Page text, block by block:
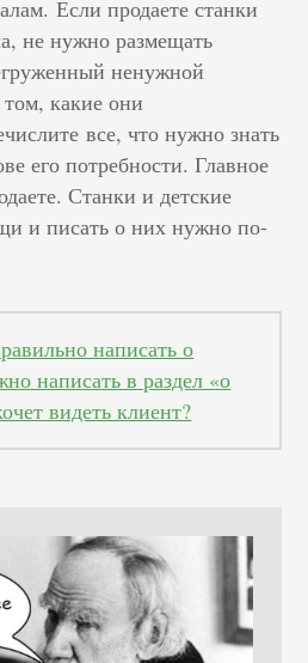
Если продаете станки
не нужно размещать
ненужной
какие они
все, что нужно знать
его потребности. Главное
Станки и детские
и писать о них нужно по-
написать о
написать в раздел «о
видеть клиент?